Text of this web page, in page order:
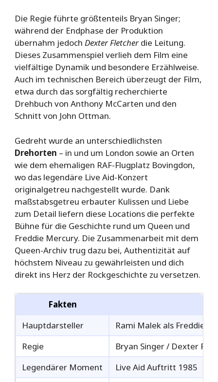
Die Regie führte größtenteils Bryan Singer;
während der Endphase der Produktion
übernahm jedoch Dexter Fletcherdie Leitung.
Dieses Zusammenspiel verlieh dem Film eine
vielfältige Dynamik und besondere Erzählweise.
Auch im technischen Bereich überzeugt der Film,
etwa durch das sorgfältig recherchierte
Drehbuch von Anthony McCarten und den
Schnitt von John Ottman.
Gedreht wurde an unterschiedlichsten
Drehorten – in und um London sowie an Orten
wie dem ehemaligen RAF-Flugplatz Bovingdon,
wo das legendäre Live Aid-Konzert
originalgetreu nachgestellt wurde. Dank
maßstabsgetreu erbauter Kulissen und Liebe
zum Detail liefern diese Locations die perfekte
Bühne für die Geschichte rund um Queen und
Freddie Mercury. Die Zusammenarbeit mit dem
Queen-Archiv trug dazu bei, Authentizität auf
höchstem Niveau zu gewährleisten und dich
direkt ins Herz der Rockgeschichte zu versetzen.
Fakten
Hauptdarsteller
Rami Malek als Freddie
Regie
Bryan Singer / Dexter
Legendärer Moment
Live Aid Auftritt 1985